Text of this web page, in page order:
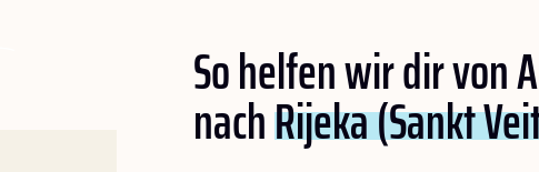
So helfen wir dir von
nachRijeka (Sankt